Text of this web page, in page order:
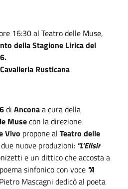
16:30 al Teatro delle Muse,
della Stagione Lirica del
Rusticana
di Anconaa cura della
Musecon la direzione
Vivo propone al Teatro delle
due nuove produzioni: "L’Elisir
e un dittico che accosta a
sinfonico con voce "A
Mascagni dedicò al poeta